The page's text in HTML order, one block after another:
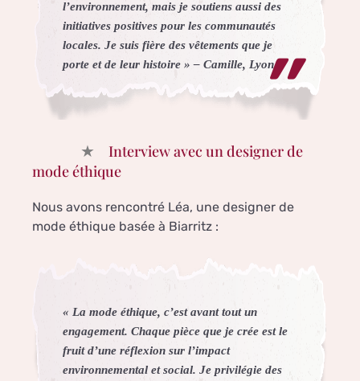
l’environnement, mais je soutiens aussi des
initiatives positives pour les communautés
locales. Je suis fière des vêtements que je
porte et de leur histoire » – Camille, Lyon
Interview avec un designer de
mode éthique
Nous avons rencontré Léa, une designer de
mode éthique basée à Biarritz :
« La mode éthique, c’est avant tout un
engagement. Chaque pièce que je crée est le
fruit d’une réflexion sur l’impact
environnemental et social. Je privilégie des